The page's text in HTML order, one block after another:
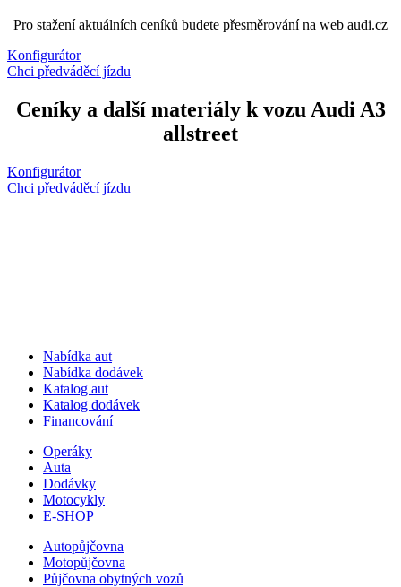
Pro stažení aktuálních ceníků budete přesměrování na web audi.cz
Konfigurátor
Chci předváděcí jízdu
Ceníky a další materiály k vozu Audi A3
allstreet
Konfigurátor
Chci předváděcí jízdu
Nabídka aut
Nabídka dodávek
Katalog aut
Katalog dodávek
Financování
Operáky
Auta
Dodávky
Motocykly
E-SHOP
Autopůjčovna
Motopůjčovna
Půjčovna obytných vozů